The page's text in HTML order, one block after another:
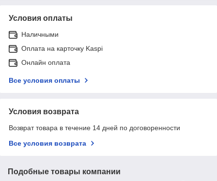
Условия оплаты
Наличными
Оплата на карточку Kaspi
Онлайн оплата
Все условия оплаты
Условия возврата
Возврат товара в течение 14 дней по договоренности
Все условия возврата
Подобные товары компании